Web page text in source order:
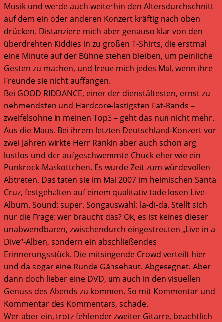
Musik und werde auch weiterhin den Altersdurchschnitt
auf dem ein oder anderen Konzert kräftig nach oben
drücken. Distanziere mich aber genauso klar von den
überdrehten Kiddies in zu großen T-Shirts, die erstmal
eine Minute auf der Bühne stehen bleiben, um peinliche
Gesten zu machen, und freue mich jedes Mal, wenn ihre
Freunde sie nicht auffangen.
Bei GOOD RIDDANCE, einer der dienstältesten, ernst zu
nehmendsten und Hardcore-lastigsten Fat-Bands –
zweifelsohne in meinen Top3 – geht das nun nicht mehr.
Aus die Maus. Bei ihrem letzten Deutschland-Konzert vor
zwei Jahren wirkte Herr Rankin aber auch schon arg
lustlos und der aufgeschwemmte Chuck eher wie ein
Punkrock-Maskottchen. Es wurde Zeit zum würdevollen
Abtreten. Das taten sie im Mai 2007 im heimischen Santa
Cruz, festgehalten auf einem qualitativ tadellosen Live-
Album. Sound: super. Songauswahl: la-di-da. Stellt sich
nur die Frage: wer braucht das? Ok, es ist keines dieser
unabwendbaren, zwischendurch eingestreuten „Live in a
Dive“-Alben, sondern ein abschließendes
Erinnerungsstück. Die mitsingende Crowd verteilt hier
und da sogar eine Runde Gänsehaut. Abgesegnet. Aber
dann doch lieber eine DVD, um auch in den visuellen
Genuss des Abends zu kommen. So mit Kommentar und
Kommentar des Kommentars, schade.
Wer aber ein, trotz fehlender zweiter Gitarre, beachtlich